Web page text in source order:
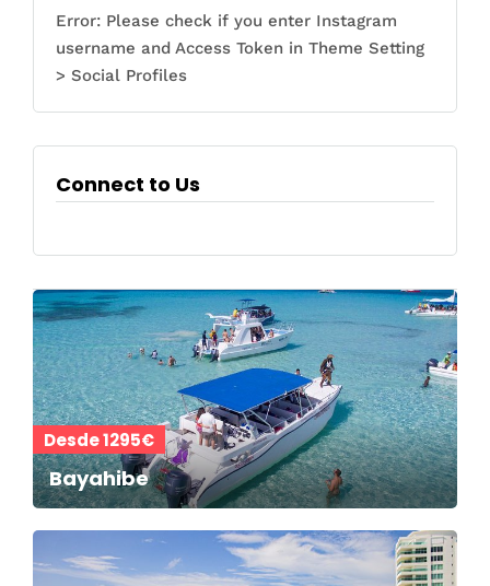
Error: Please check if you enter Instagram
username and Access Token in Theme Setting
> Social Profiles
Connect to Us
Desde 1295€
Bayahibe